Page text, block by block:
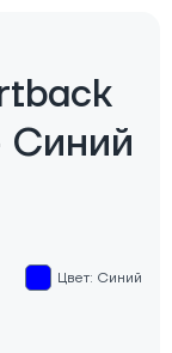
Цвет: Синий